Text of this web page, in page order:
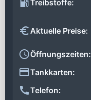
Treibstoffe:
Aktuelle Preise:
Öffnungszeiten:
Tankkarten:
Telefon: